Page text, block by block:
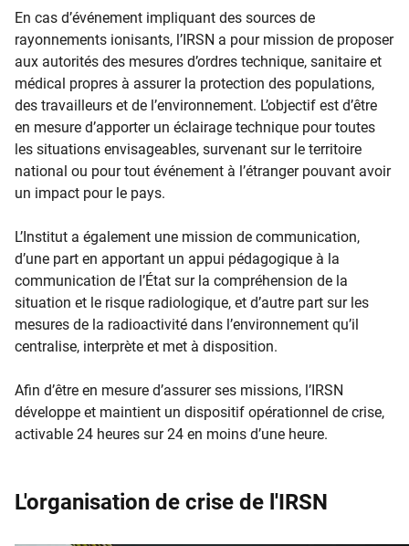
En cas d’événement impliquant des sources de
rayonnements ionisants, l’IRSN a pour mission de proposer
aux autorités des mesures d’ordres technique, sanitaire et
médical propres à assurer la protection des populations,
des travailleurs et de l’environnement. L’objectif est d’être
en mesure d’apporter un éclairage technique pour toutes
les situations envisageables, survenant sur le territoire
national ou pour tout événement à l’étranger pouvant avoir
un impact pour le pays.
L’Institut a également une mission de communication,
d’une part en apportant un appui pédagogique à la
communication de l’État sur la compréhension de la
situation et le risque radiologique, et d’autre part sur les
mesures de la radioactivité dans l’environnement qu’il
centralise, interprète et met à disposition.
Afin d’être en mesure d’assurer ses missions, l’IRSN
développe et maintient un dispositif opérationnel de crise,
activable 24 heures sur 24 en moins d’une heure.
L'organisation de crise de l'IRSN